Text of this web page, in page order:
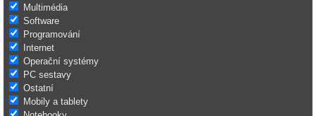
Multimédia
Software
Programování
Internet
Operační systémy
PC sestavy
Ostatní
Mobily a tablety